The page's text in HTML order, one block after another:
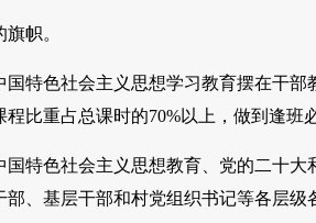
帜。
色社会主义思想学习教育摆在干部
比重占总课时的70%以上，做到逢班
色社会主义思想教育、党的二十大
、基层干部和村党组织书记等各层级